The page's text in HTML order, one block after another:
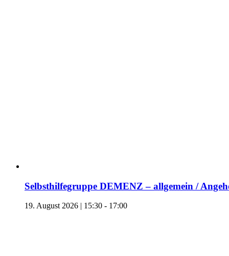
Selbsthilfegruppe DEMENZ – allgemein /
19. August 2026 | 15:30 - 17:00